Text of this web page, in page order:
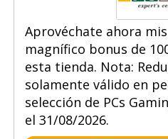
Aprovéchate ahora
magnífico bonus de
esta tienda. Nota:
solamente válido en
selección de PCs
el 31/08/2026.